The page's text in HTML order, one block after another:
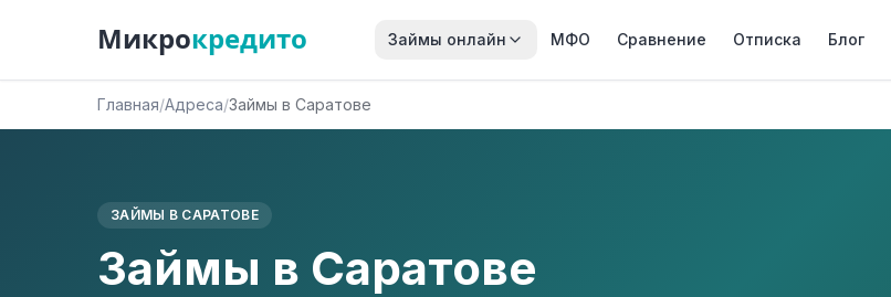
Микрокредито Займы онлайн МФО Сравнение Отписка Блог
Главная/Адреса/Займы в Саратове
ЗАЙМЫ В САРАТОВЕ
Займы в Саратове